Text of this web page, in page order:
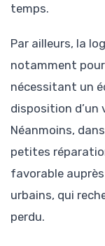
temps.
Par ailleurs, la
notamment
nécessitant un
disposition d’un
Néanmoins,
petites
favorable
urbains, qui
perdu.